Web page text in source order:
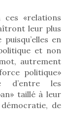
ces «relations
leur plus
en
et non
autrement
politique»
les
taillé à leur
de